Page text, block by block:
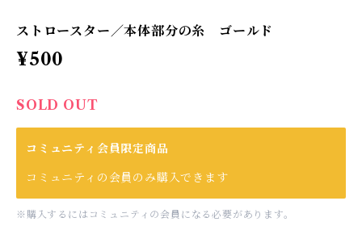
ストロースター／本体部分の糸 ゴールド
¥500
SOLD OUT
コミュニティ会員限定商品
コミュニティの会員のみ購入できます
※購入するにはコミュニティの会員になる必要があります。